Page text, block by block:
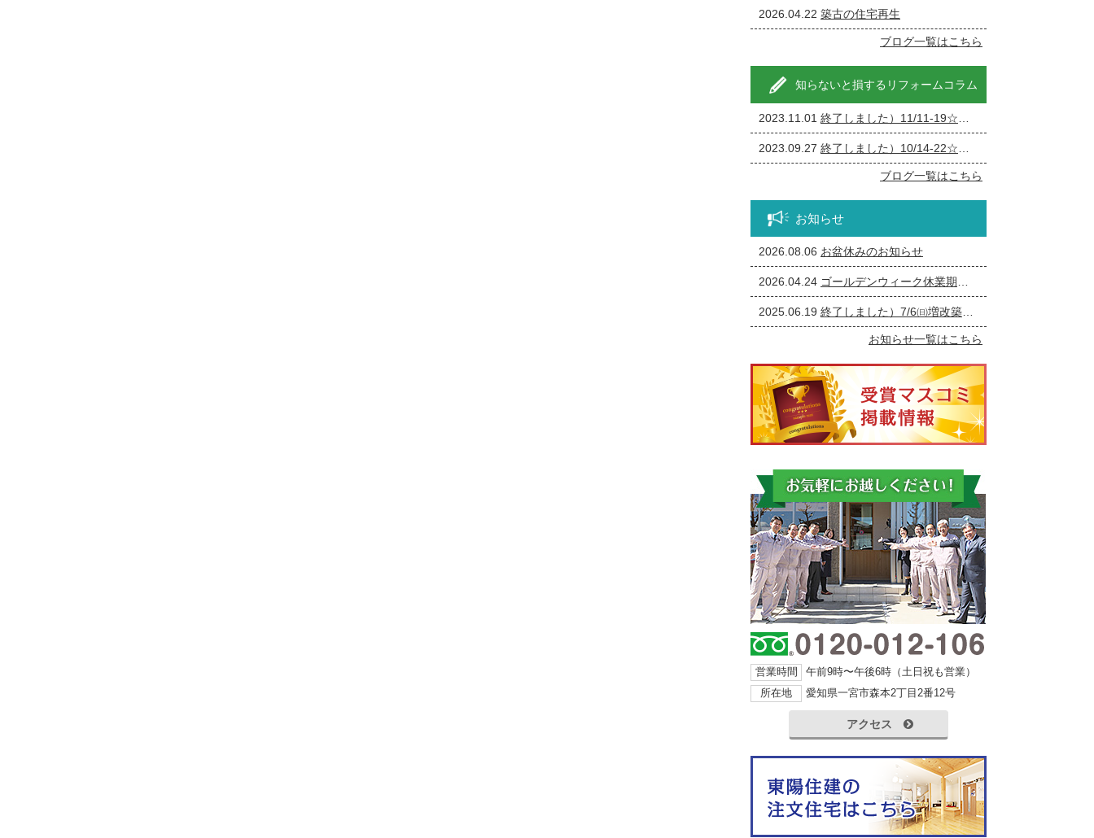
2026.04.22 築古の住宅再生
ブログ一覧はこちら
知らないと損するリフォームコラム
2023.11.01 終了しました）11/11-19☆家の修理・リフォーム・リノベーション相談会
2023.09.27 終了しました）10/14-22☆一宮市の個人事業主の方必見！事務所の修繕・リフォーム相談会
ブログ一覧はこちら
お知らせ
2026.08.06 お盆休みのお知らせ
2026.04.24 ゴールデンウィーク休業期間のお知らせ
2025.06.19 終了しました）7/6㈰増改築・リフォームまつり
お知らせ一覧はこちら
営業時間
午前9時〜午後6時（土日祝も営業）
所在地
愛知県一宮市森本2丁目2番12号
アクセス